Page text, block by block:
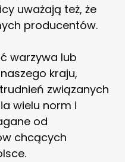
uważają też, że
producentów.
warzywa lub
kraju,
związanych
wielu norm i
od
chcących